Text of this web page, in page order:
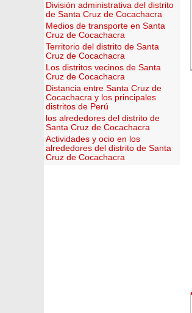
División administrativa del distrito
de Santa Cruz de Cocachacra
Medios de transporte en Santa
Cruz de Cocachacra
Territorio del distrito de Santa
Cruz de Cocachacra
Los distritos vecinos de Santa
Cruz de Cocachacra
Distancia entre Santa Cruz de
Cocachacra y los principales
distritos de Perú
los alrededores del distrito de
Santa Cruz de Cocachacra
Actividades y ocio en los
alrededores del distrito de Santa
Cruz de Cocachacra